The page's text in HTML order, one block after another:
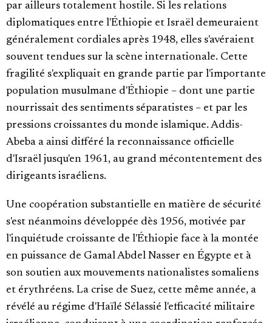
par ailleurs totalement hostile. Si les relations
diplomatiques entre l'Éthiopie et Israël demeuraient
généralement cordiales après 1948, elles s'avéraient
souvent tendues sur la scène internationale. Cette
fragilité s'expliquait en grande partie par l'importante
population musulmane d'Éthiopie – dont une partie
nourrissait des sentiments séparatistes – et par les
pressions croissantes du monde islamique. Addis-
Abeba a ainsi différé la reconnaissance officielle
d'Israël jusqu'en 1961, au grand mécontentement des
dirigeants israéliens.
Une coopération substantielle en matière de sécurité
s'est néanmoins développée dès 1956, motivée par
l'inquiétude croissante de l'Éthiopie face à la montée
en puissance de Gamal Abdel Nasser en Égypte et à
son soutien aux mouvements nationalistes somaliens
et érythréens. La crise de Suez, cette même année, a
révélé au régime d'Haïlé Sélassié l'efficacité militaire